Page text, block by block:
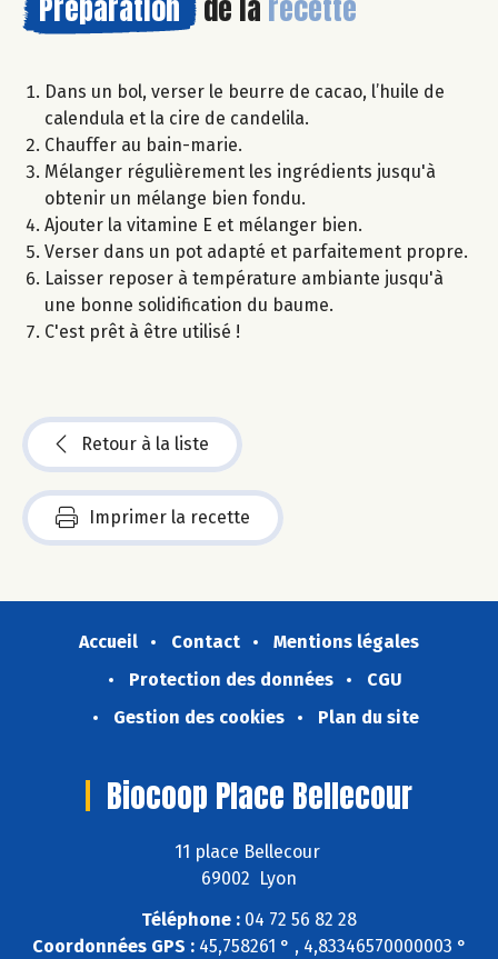
Dans un bol, verser le beurre de cacao, l’huile de
calendula et la cire de candelila.
Chauffer au bain-marie.
Mélanger régulièrement les ingrédients jusqu'à
obtenir un mélange bien fondu.
Ajouter la vitamine E et mélanger bien.
Verser dans un pot adapté et parfaitement propre.
Laisser reposer à température ambiante jusqu'à
une bonne solidification du baume.
C'est prêt à être utilisé !
Retour à la liste
Imprimer la recette
Accueil Contact
Mentions légales
Protection des données
CGU
Gestion des cookies
Plan du site
Biocoop Place Bellecour
11 place Bellecour
69002 Lyon
Téléphone : 04 72 56 82 28
Coordonnées GPS :45,758261 ° , 4,83346570000003 °